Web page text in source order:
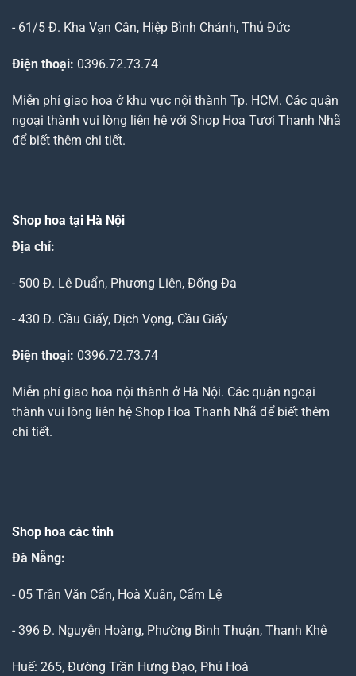
- 61/5 Đ. Kha Vạn Cân, Hiệp Bình Chánh, Thủ Đức
Điện thoại: 0396.72.73.74
Miễn phí giao hoa ở khu vực nội thành Tp. HCM. Các quận
ngoại thành vui lòng liên hệ với Shop Hoa Tươi Thanh Nhã
để biết thêm chi tiết.
Shop hoa tại Hà Nội
Địa chỉ:
- 500 Đ. Lê Duẩn, Phương Liên, Đống Đa
- 430 Đ. Cầu Giấy, Dịch Vọng, Cầu Giấy
Điện thoại: 0396.72.73.74
Miễn phí giao hoa nội thành ở Hà Nội. Các quận ngoại
thành vui lòng liên hệ Shop Hoa Thanh Nhã để biết thêm
chi tiết.
Shop hoa các tỉnh
Đà Nẵng:
- 05 Trần Văn Cẩn, Hoà Xuân, Cẩm Lệ
- 396 Đ. Nguyễn Hoàng, Phường Bình Thuận, Thanh Khê
Huế: 265, Đường Trần Hưng Đạo, Phú Hoà